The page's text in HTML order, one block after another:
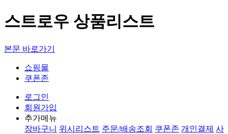
스트로우 상품리스트
본문 바로가기
쇼핑몰
쿠폰존
로그인
회원가입
추가메뉴
장바구니 위시리스트 주문/배송조회 쿠폰존 개인결제 사